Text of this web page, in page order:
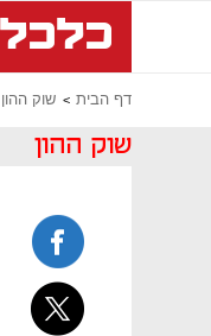
דף הבית שוק ההון
שוק ההון